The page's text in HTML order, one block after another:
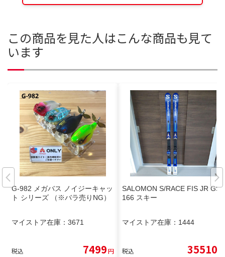
この商品を見た人はこんな商品も見て
います
G-982 メガバス ノイジーキャッ
ト シリーズ （※バラ売りNG）
マイストア在庫： 3671
税込 7499円
SALOMON S/RACE FIS JR GS
166 スキー
マイストア在庫： 1444
税込 35510